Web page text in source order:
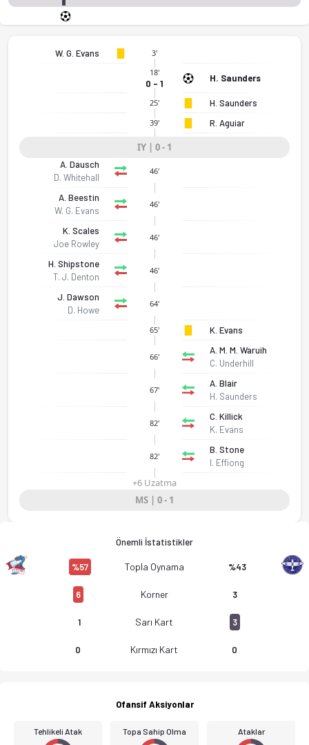
W. G. Evans
3'
18'
0 - 1 H. Saunders
25' H. Saunders
39' R. Aguiar
IY | 0 - 1
A. Dausch
D. Whitehall
46'
A. Beestin
W. G. Evans
46'
K. Scales
Joe Rowley
46'
H. Shipstone
T. J. Denton
46'
J. Dawson
D. Howe
64'
65' K. Evans
66'
A. M. M. Waruih
C. Underhill
67'
A. Blair
H. Saunders
82'
C. Killick
K. Evans
82'
B. Stone
I. Effiong
+6 Uzatma
MS | 0 - 1
Önemli İstatistikler
%57 Topla Oynama %43
6 Korner 3
1 Sarı Kart 3
0 Kırmızı Kart 0
Ofansif Aksiyonlar
Tehlikeli Atak Topa Sahip Olma Ataklar